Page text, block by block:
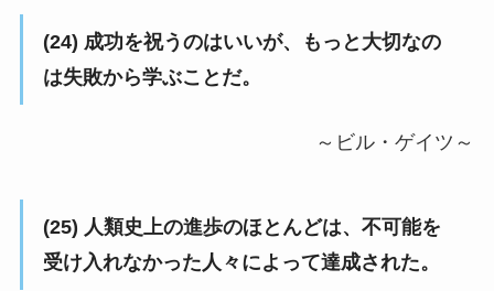
(24) 成功を祝うのはいいが、もっと大切なの
は失敗から学ぶことだ。
～ビル・ゲイツ～
(25) 人類史上の進歩のほとんどは、不可能を
受け入れなかった人々によって達成された。